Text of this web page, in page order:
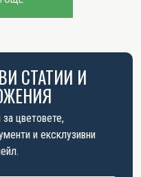
СТАТИИ И
цветовете,
и ексклузивни